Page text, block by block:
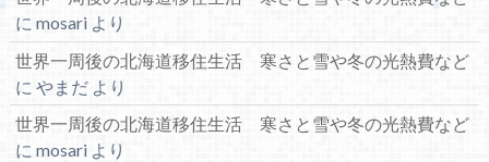
に mosariより
世界一周後の北海道移住生活 寒さと雪や冬の光熱費など
に やまだより
世界一周後の北海道移住生活 寒さと雪や冬の光熱費など
に mosariより